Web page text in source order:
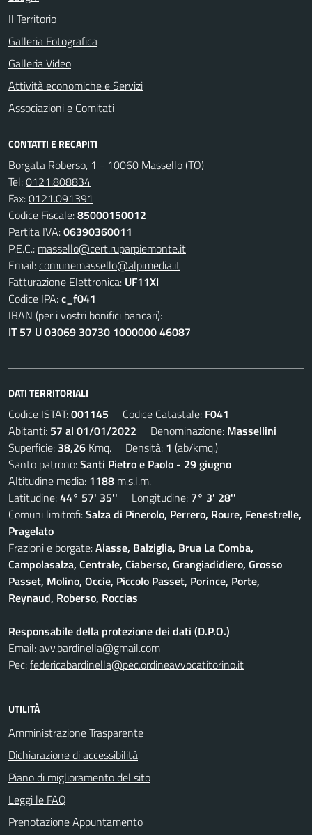
Il Territorio
Galleria Fotografica
Galleria Video
Attività economiche e Servizi
Associazioni e Comitati
CONTATTI E RECAPITI
Borgata Roberso, 1 - 10060 Massello (TO)
Tel:0121.808834
Fax:0121.091391
Codice Fiscale:85000150012
Partita IVA:06390360011
P.E.C.: massello@cert.ruparpiemonte.it
Email:comunemassello@alpimedia.it
Fatturazione Elettronica: UF11XI
Codice IPA:c_f041
IBAN (per i vostri bonifici bancari):
IT 57 U 03069 30730 1000000 46087
DATI TERRITORIALI
Codice ISTAT:001145 Codice Catastale: F041
Abitanti: 57 al 01/01/2022 Denominazione: Massellini
Superficie: 38,26 Kmq. Densità: 1 (ab/kmq.)
Santo patrono:Santi Pietro e Paolo - 29 giugno
Altitudine media: 1188 m.s.l.m.
Latitudine:44° 57' 35'' Longitudine: 7° 3' 28''
Comuni limitrofi:Salza di Pinerolo, Perrero, Roure, Fenestrelle,
Pragelato
Frazioni e borgate:Aiasse, Balziglia, Brua La Comba,
Campolasalza, Centrale, Ciaberso, Grangiadidiero, Grosso
Passet, Molino, Occie, Piccolo Passet, Porince, Porte,
Reynaud, Roberso, Roccias
Responsabile della protezione dei dati (D.P.O.)
Email:avv.bardinella@gmail.com
Pec:federicabardinella@pec.ordineavvocatitorino.it
UTILITÀ
Amministrazione Trasparente
Dichiarazione di accessibilità
Piano di miglioramento del sito
Leggi le FAQ
Prenotazione Appuntamento